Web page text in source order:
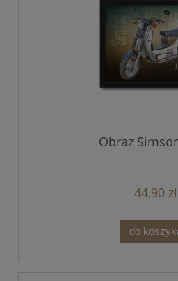
Obraz
44,90 zł
do